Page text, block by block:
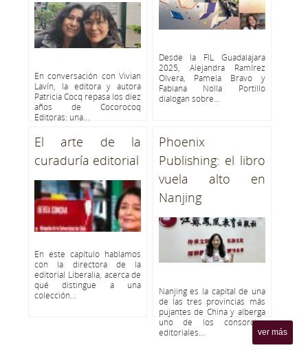
En conversación con Vivian
Lavín, la editora y autora
Patricia Cocq repasa los diez
años de Cocorocoq
Editoras: una...
Desde la FIL Guadalajara
2025, Alejandra Ramírez
Olvera, Pamela Bravo y
Fabiana Nolla Portillo
dialogan sobre...
El arte de la
curaduría editorial
En este capítulo hablamos
con la directora de la
editorial Liberalia, acerca de
qué distingue a una
colección...
Phoenix
Publishing: el libro
vuela alto en
Nanjing
Nanjing es la capital de una
de las tres provincias más
pujantes de China y alberga
uno de los consorcios
editoriales...
ver más